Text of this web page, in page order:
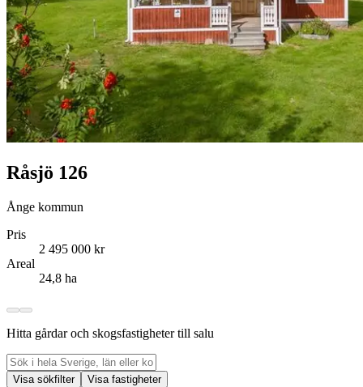
Råsjö 126
Ånge kommun
Pris
2 495 000 kr
Areal
24,8 ha
Hitta gårdar och skogsfastigheter till salu
Visa sökfilter Visa fastigheter